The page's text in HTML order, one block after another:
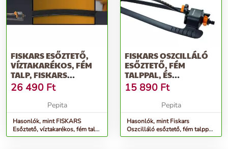
FISKARS ESŐZTETŐ,
VÍZTAKARÉKOS, FÉM
TALP, FISKARS
&QUOT;COMFORT&QUOT;
26 490 Ft
Pepita
Hasonlók, mint FISKARS
Esőztető, víztakarékos, fém talp,
FISKARS &quot;Comfort&quot;
FISKARS OSZCILLÁLÓ
ESŐZTETŐ, FÉM
TALPPAL, ÉS
FÚVÓKÁVAL
15 890 Ft
Pepita
Hasonlók, mint Fiskars
Oszcilláló esőztető, fém talppal,
és fúvókával